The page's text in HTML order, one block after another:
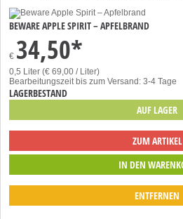
BEWARE APPLE SPIRIT – APFELBRAND
€ 34,50*
0,5 Liter (€ 69,00 / Liter)
Bearbeitungszeit bis zum Versand: 3-4 Tage
LAGERBESTAND
AUF LAGER
ZUM ARTIKEL
ENTFERNEN